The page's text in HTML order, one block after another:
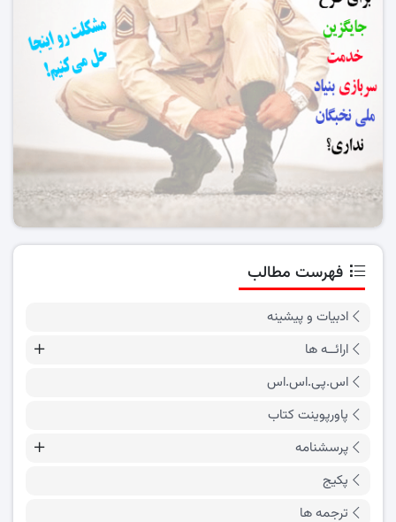
فهرست مطالب
ادبیات و پیشینه
ارائــه ها
اس.پی.اس.اس
پاورپوینت کتاب
پرسشنامه
پکیج
ترجمه ها